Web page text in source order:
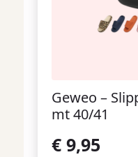
Geweo –
mt 40/41
€ 9,95